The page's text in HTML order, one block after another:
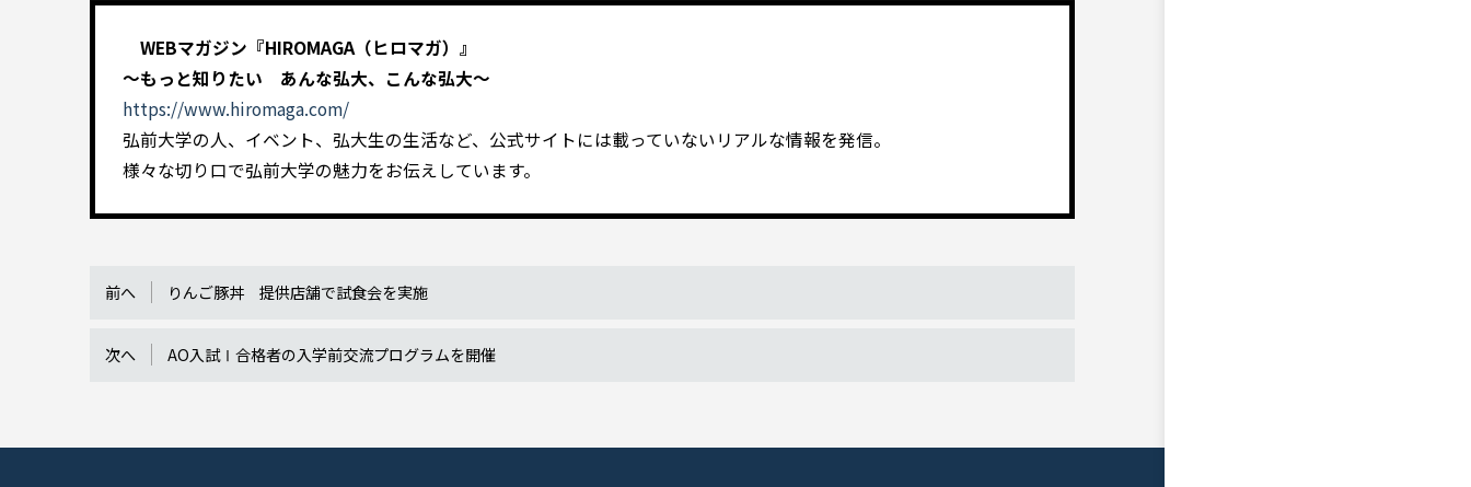
WEBマガジン『HIROMAGA（ヒロマガ）』
～もっと知りたい あんな弘大、こんな弘大～
https://www.hiromaga.com/
弘前大学の人、イベント、弘大生の生活など、公式サイトには載っていないリアルな情報を発信。
様々な切り口で弘前大学の魅力をお伝えしています。
前へ りんご豚丼 提供店舗で試食会を実施
次へ AO入試Ⅰ合格者の入学前交流プログラムを開催